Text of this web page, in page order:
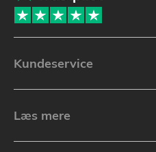
Kundeservice
Læs mere